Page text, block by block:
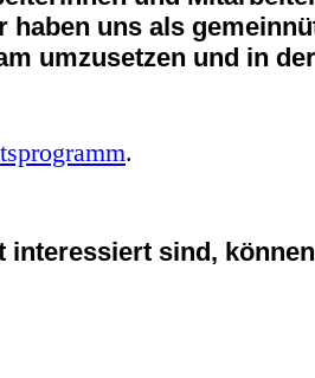
haben uns als
umzusetzen und in
.
interessiert sind,